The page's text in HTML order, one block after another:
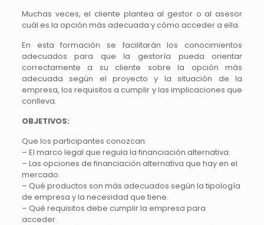
Muchas veces, el cliente plantea al gestor o al asesor
cuál es la opción más adecuada y cómo acceder a ella.
En esta formación se facilitarán los conocimientos
adecuados para que la gestoría pueda orientar
correctamente a su cliente sobre la opción más
adecuada según el proyecto y la situación de la
empresa, los requisitos a cumplir y las implicaciones que
conlleva.
OBJETIVOS:
Que los participantes conozcan:
– El marco legal que regula la financiación alternativa.
– Las opciones de financiación alternativa que hay en el
mercado.
– Qué productos son más adecuados según la tipología
de empresa y la necesidad que tiene.
– Qué requisitos debe cumplir la empresa para
acceder.